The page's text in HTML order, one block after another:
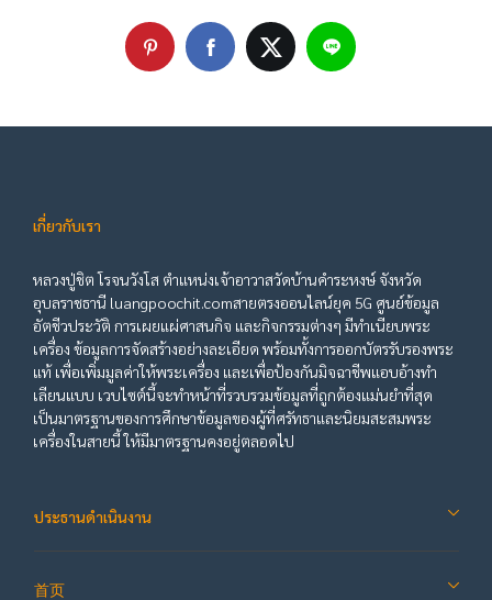
เกี่ยวกับเรา
หลวงปู่ชิต โรจนวังโส ตำแหน่งเจ้าอาวาสวัดบ้านคำระหงษ์ จังหวัด
อุบลราชธานี luangpoochit.comสายตรงออนไลน์ยุค 5G ศูนย์ข้อมูล
อัตชีวประวัติ การเผยแผ่ศาสนกิจ และกิจกรรมต่างๆ มีทำเนียบพระ
เครื่อง ข้อมูลการจัดสร้างอย่างละเอียด พร้อมทั้งการออกบัตรรับรองพระ
แท้ เพื่อเพิ่มมูลค่าให้พระเครื่อง และเพื่อป้องกันมิจฉาชีพแอบอ้างทำ
เลียนแบบ เวบไซต์นี้จะทำหน้าที่รวบรวมข้อมูลที่ถูกต้องแม่นยำที่สุด
เป็นมาตรฐานของการศึกษาข้อมูลของผู้ที่ศรัทธาและนิยมสะสมพระ
เครื่องในสายนี้ ให้มีมาตรฐานคงอยู่ตลอดไป
ประธานดำเนินงาน
首页